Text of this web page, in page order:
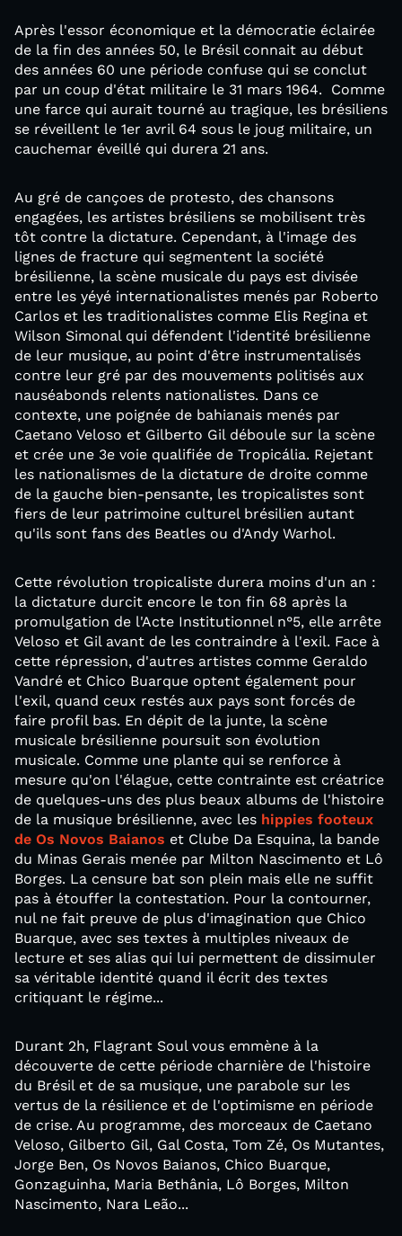
Après l'essor économique et la démocratie éclairée
de la fin des années 50, le Brésil connait au début
des années 60 une période confuse qui se conclut
par un coup d'état militaire le 31 mars 1964. Comme
une farce qui aurait tourné au tragique, les brésiliens
se réveillent le 1er avril 64 sous le joug militaire, un
cauchemar éveillé qui durera 21 ans.
Au gré de cançoes de protesto, des chansons
engagées, les artistes brésiliens se mobilisent très
tôt contre la dictature. Cependant, à l'image des
lignes de fracture qui segmentent la société
brésilienne, la scène musicale du pays est divisée
entre les yéyé internationalistes menés par Roberto
Carlos et les traditionalistes comme Elis Regina et
Wilson Simonal qui défendent l'identité brésilienne
de leur musique, au point d'être instrumentalisés
contre leur gré par des mouvements politisés aux
nauséabonds relents nationalistes. Dans ce
contexte, une poignée de bahianais menés par
Caetano Veloso et Gilberto Gil déboule sur la scène
et crée une 3e voie qualifiée de Tropicália. Rejetant
les nationalismes de la dictature de droite comme
de la gauche bien-pensante, les tropicalistes sont
fiers de leur patrimoine culturel brésilien autant
qu'ils sont fans des Beatles ou d'Andy Warhol.
Cette révolution tropicaliste durera moins d'un an :
la dictature durcit encore le ton fin 68 après la
promulgation de l'Acte Institutionnel n°5, elle arrête
Veloso et Gil avant de les contraindre à l'exil. Face à
cette répression, d'autres artistes comme Geraldo
Vandré et Chico Buarque optent également pour
l'exil, quand ceux restés aux pays sont forcés de
faire profil bas. En dépit de la junte, la scène
musicale brésilienne poursuit son évolution
musicale. Comme une plante qui se renforce à
mesure qu'on l'élague, cette contrainte est créatrice
de quelques-uns des plus beaux albums de l'histoire
de la musique brésilienne, avec les hippies footeux
de Os Novos Baianos et Clube Da Esquina, la bande
du Minas Gerais menée par Milton Nascimento et Lô
Borges. La censure bat son plein mais elle ne suffit
pas à étouffer la contestation. Pour la contourner,
nul ne fait preuve de plus d'imagination que Chico
Buarque, avec ses textes à multiples niveaux de
lecture et ses alias qui lui permettent de dissimuler
sa véritable identité quand il écrit des textes
critiquant le régime...
Durant 2h, Flagrant Soul vous emmène à la
découverte de cette période charnière de l'histoire
du Brésil et de sa musique, une parabole sur les
vertus de la résilience et de l'optimisme en période
de crise. Au programme, des morceaux de Caetano
Veloso, Gilberto Gil, Gal Costa, Tom Zé, Os Mutantes,
Jorge Ben, Os Novos Baianos, Chico Buarque,
Gonzaguinha, Maria Bethânia, Lô Borges, Milton
Nascimento, Nara Leão...